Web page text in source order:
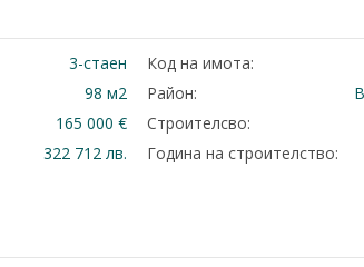
3-стаен
98 м2
165 000 €
322 712 лв.
Код на имота:
Район:
Строителсво:
Година на строителство: